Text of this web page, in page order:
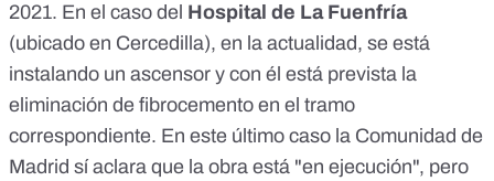
2021. En el caso del Hospital de La Fuenfría
(ubicado en Cercedilla), en la actualidad, se está
instalando un ascensor y con él está prevista la
eliminación de fibrocemento en el tramo
correspondiente. En este último caso la Comunidad de
Madrid sí aclara que la obra está "en ejecución", pero